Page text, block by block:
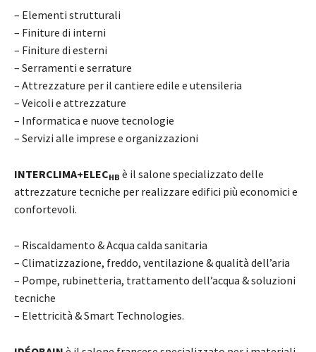
– Elementi strutturali
– Finiture di interni
– Finiture di esterni
– Serramenti e serrature
– Attrezzature per il cantiere edile e utensileria
– Veicoli e attrezzature
– Informatica e nuove tecnologie
– Servizi alle imprese e organizzazioni
INTERCLIMA+ELECHB è il salone specializzato delle
attrezzature tecniche per realizzare edifici più economici e
confortevoli.
– Riscaldamento & Acqua calda sanitaria
– Climatizzazione, freddo, ventilazione & qualità dell’aria
– Pompe, rubinetteria, trattamento dell’acqua & soluzioni
tecniche
– Elettricità & Smart Technologies.